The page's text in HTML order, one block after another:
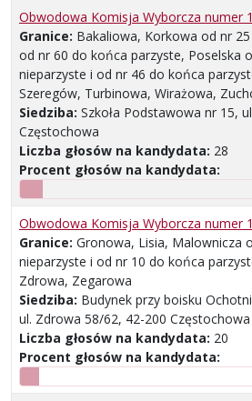
Obwodowa Komisja Wyborcza numer
Granice: Bakaliowa, Korkowa od nr
od nr 60 do końca parzyste, Poselska
nieparzyste i od nr 46 do końca
Szeregów, Turbinowa, Wirażowa,
Siedziba: Szkoła Podstawowa nr 15,
Częstochowa
Liczba głosów na kandydata: 28
Procent głosów na kandydata:
Obwodowa Komisja Wyborcza numer
Granice: Gronowa, Lisia, Malownicza
nieparzyste i od nr 10 do końca
Zdrowa, Zegarowa
Siedziba: Budynek przy boisku
ul. Zdrowa 58/62, 42-200 Częstochowa
Liczba głosów na kandydata: 20
Procent głosów na kandydata: